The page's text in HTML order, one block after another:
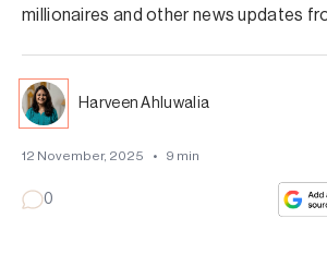
millionaires and other news updates
Harveen Ahluwalia
12 November, 2025 • 9 min
0